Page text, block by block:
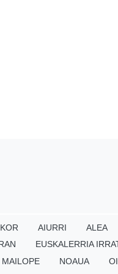
AIURRI ALEA
EUSKALERRIA
MAILOPE NOAUA